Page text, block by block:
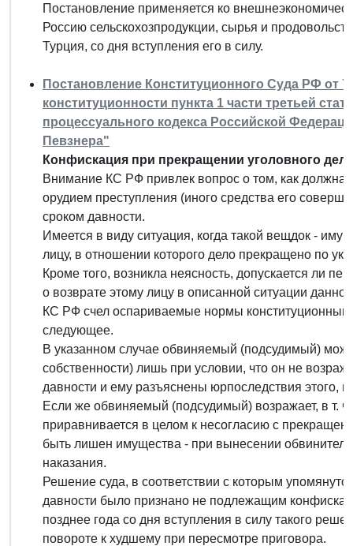
Постановление применяется ко
Россию сельскохозпродукции, сырья и
Турция, со дня вступления его в силу.
Постановление Конституционного Суда РФ от
конституционности пункта 1 части третьей
процессуального кодекса Российской
Певзнера"
Конфискация при прекращении уголовного
Внимание КС РФ привлек вопрос о том, как
орудием преступления (иного средства его
сроком давности.
Имеется в виду ситуация, когда такой вещдок -
лицу, в отношении которого дело прекращено по
Кроме того, возникла неясность, допускается ли
о возврате этому лицу в описанной ситуации
КС РФ счел оспариваемые нормы
следующее.
В указанном случае обвиняемый (подсудимый)
собственности) лишь при условии, что он не
давности и ему разъяснены юрпоследствия этого,
Если же обвиняемый (подсудимый) возражает, в т.
приравнивается в целом к несогласию с
быть лишен имущества - при вынесении
наказания.
Решение суда, в соответствии с которым
давности было признано не подлежащим
позднее года со дня вступления в силу такого
повороте к худшему при пересмотре приговора.